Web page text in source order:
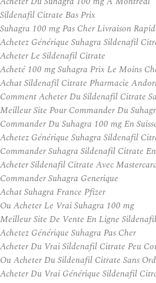
Sildenafil Citrate Bas Prix
Suhagra 100 mg Pas Cher Livraison
Achetez Générique Suhagra Sildenafil
Acheter Le Sildenafil Citrate
Acheté 100 mg Suhagra Prix Le Moins
Achat Sildenafil Citrate Pharmacie
Comment Acheter Du Sildenafil Citrate
Meilleur Site Pour Commander Du
Commander Du Suhagra 100 mg En
Achetez Générique Suhagra Sildenafil
Commander Suhagra Sildenafil Citrate
Acheter Sildenafil Citrate Avec
Commander Suhagra Generique
Achat Suhagra France Pfizer
Ou Acheter Le Vrai Suhagra 100 mg
Meilleur Site De Vente En Ligne
Achetez Générique Suhagra Pas Cher
Acheter Du Vrai Sildenafil Citrate Peu
Ou Acheter Du Sildenafil Citrate Sans
Acheter Du Vrai Générique Sildenafil